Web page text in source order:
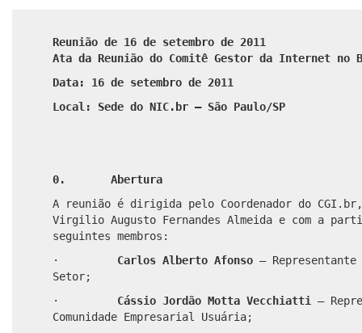
Reunião de 16 de setembro de 2011
Ata da Reunião do Comitê Gestor da Internet no
Data: 16 de setembro de 2011
Local: Sede do NIC.br – São Paulo/SP
0. Abertura
A reunião é dirigida pelo Coordenador do
Virgilio Augusto Fernandes Almeida e com a
seguintes membros:
· Carlos Alberto Afonso –
Setor;
· Cássio Jordão Motta Vecchiatti
–
Comunidade Empresarial Usuária;